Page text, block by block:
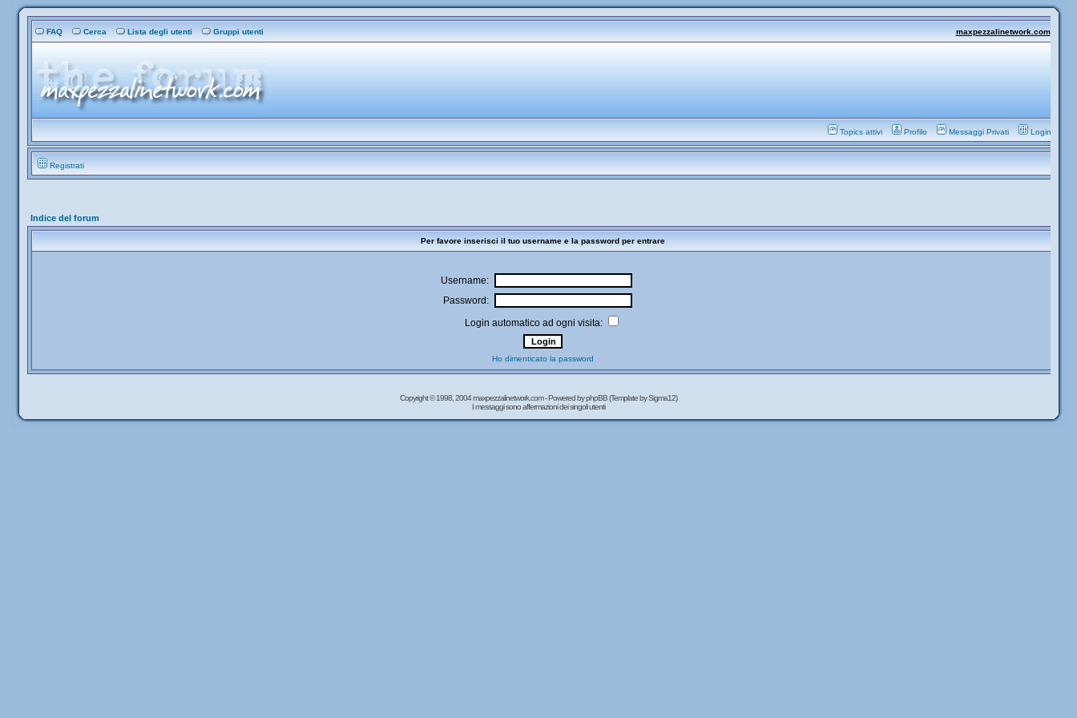
FAQ Cerca Lista degli utenti Gruppi utenti maxpezzalinetwork.com
Topics attivi Profilo Messaggi Privati Login
Registrati
Indice del forum
Per favore inserisci il tuo username e la password per entrare
Username:
Password:
Login automatico ad ogni visita:
Ho dimenticato la password
Copyright © 1998, 2004 maxpezzalinetwork.com - Powered byphpBB(Template by Sigma12)
I messaggi sono affermazioni dei singoli utenti